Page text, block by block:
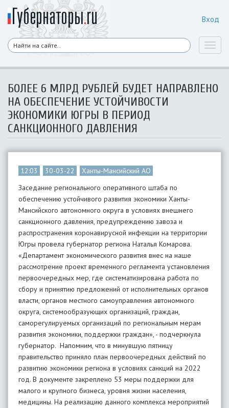
Вход
БОЛЕЕ 6 МЛРД РУБЛЕЙ БУДЕТ НАПРАВЛЕНО
НА ОБЕСПЕЧЕНИЕ УСТОЙЧИВОСТИ
ЭКОНОМИКИ ЮГРЫ В ПЕРИОД
САНКЦИОННОГО ДАВЛЕНИЯ
12:03 30-03-22
Ханты-Мансийский АО
Заседание регионального оперативного штаба по
обеспечению устойчивого развития экономики Ханты-
Мансийского автономного округа в условиях внешнего
санкционного давления, предупреждению завоза и
распространения коронавирусной инфекции на территории
Югры провела губернатор региона Наталья Комарова.
«Департамент экономического развития внес на наше
рассмотрение проект временного регламента установления
первоочередных мер, где систематизирована работа по
сбору и принятию предложений от исполнительных органов
власти, органов местного самоуправления автономного
округа, системообразующих организаций, граждан,
саморегулируемых организаций по региональным мерам
развития экономики, поддержки граждан», - подчеркнула
губернатор. Напомним, что в минувшую пятницу
правительство приняло план первоочередных действий по
развитию экономики региона в условиях санкций на 2022
год. В документе закреплено 53 меры поддержки для
малого и крупного бизнеса, уровня жизни населения,
медицины. На реализацию данного комплекса мероприятий